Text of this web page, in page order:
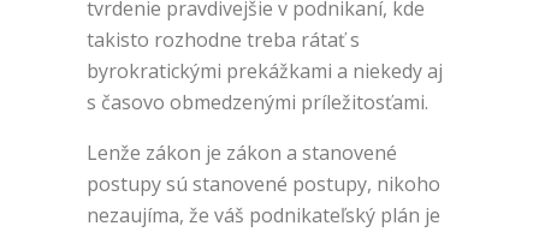
tvrdenie pravdivejšie v podnikaní, kde
takisto rozhodne treba rátať s
byrokratickými prekážkami a niekedy aj
s časovo obmedzenými príležitosťami.
Lenže zákon je zákon a stanovené
postupy sú stanovené postupy, nikoho
nezaujíma, že váš podnikateľský plán je